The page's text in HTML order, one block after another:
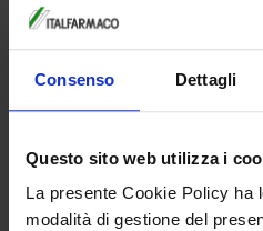
Consenso Dettagli
Questo sito web utilizza i
La presente Cookie Policy ha
modalità di gestione del
Rapporto vita
Calcola il
Infografiche:
Transizione alla
principali
Menopausa e
cardiovascolare